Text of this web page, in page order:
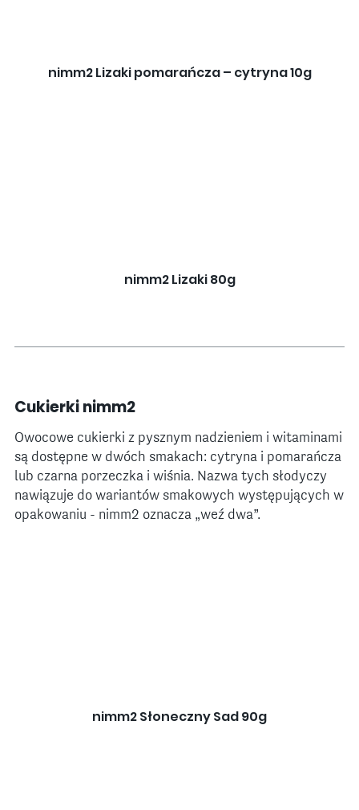
nimm2 Lizaki pomarańcza – cytryna 10g
nimm2 Lizaki 80g
Cukierki nimm2
Owocowe cukierki z pysznym nadzieniem i witaminami
są dostępne w dwóch smakach: cytryna i pomarańcza
lub czarna porzeczka i wiśnia. Nazwa tych słodyczy
nawiązuje do wariantów smakowych występujących w
opakowaniu - nimm2 oznacza „weź dwa”.
nimm2 Słoneczny Sad 90g